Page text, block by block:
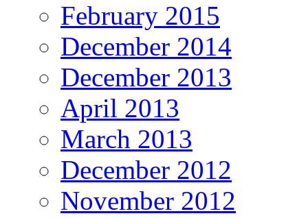
February 2015
December 2014
December 2013
April 2013
March 2013
December 2012
November 2012